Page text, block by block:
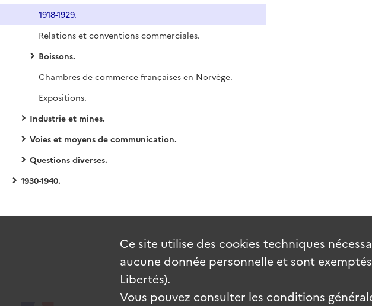
1918-1929.
Relations et conventions commerciales.
Boissons.
Chambres de commerce françaises en Norvège.
Expositions.
Industrie et mines.
Voies et moyens de communication.
Questions diverses.
1930-1940.
Ce site utilise des cookies techniques
aucune donnée personnelle et sont
Libertés).
Vous pouvez consulter les conditions